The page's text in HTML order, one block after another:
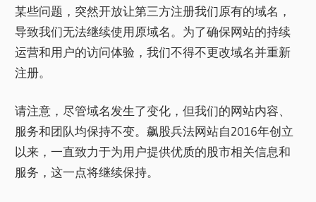
某些问题，突然开放让第三方注册我们原有的域名，
导致我们无法继续使用原域名。为了确保网站的持续
运营和用户的访问体验，我们不得不更改域名并重新
注册。
请注意，尽管域名发生了变化，但我们的网站内容、
服务和团队均保持不变。飙股兵法网站自2016年创立
以来，一直致力于为用户提供优质的股市相关信息和
服务，这一点将继续保持。